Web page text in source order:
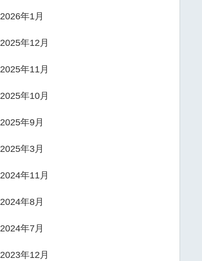
2026年1月
2025年12月
2025年11月
2025年10月
2025年9月
2025年3月
2024年11月
2024年8月
2024年7月
2023年12月